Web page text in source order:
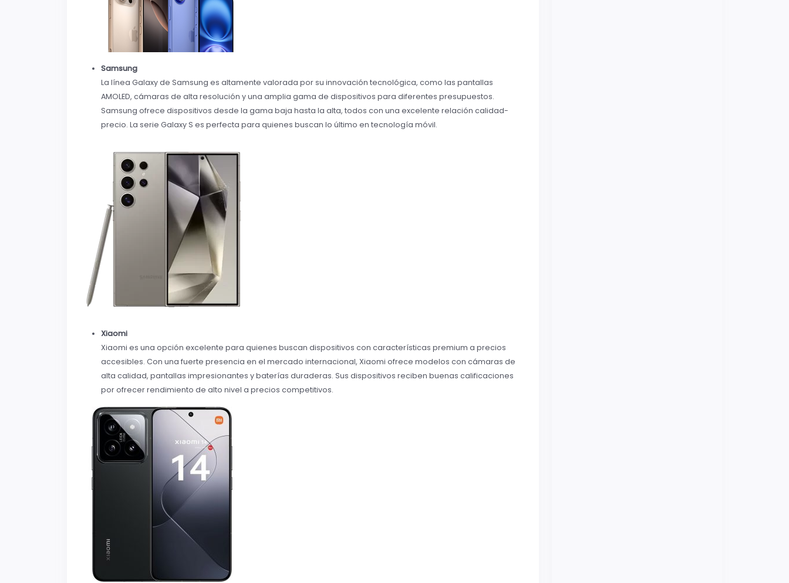
Samsung
La línea Galaxy de Samsung es altamente valorada por su innovación tecnológica, como las pantallas
AMOLED, cámaras de alta resolución y una amplia gama de dispositivos para diferentes presupuestos.
Samsung ofrece dispositivos desde la gama baja hasta la alta, todos con una excelente relación calidad-
precio. La serie Galaxy S es perfecta para quienes buscan lo último en tecnología móvil.
Xiaomi
Xiaomi es una opción excelente para quienes buscan dispositivos con características premium a precios
accesibles. Con una fuerte presencia en el mercado internacional, Xiaomi ofrece modelos con cámaras de
alta calidad, pantallas impresionantes y baterías duraderas. Sus dispositivos reciben buenas calificaciones
por ofrecer rendimiento de alto nivel a precios competitivos.